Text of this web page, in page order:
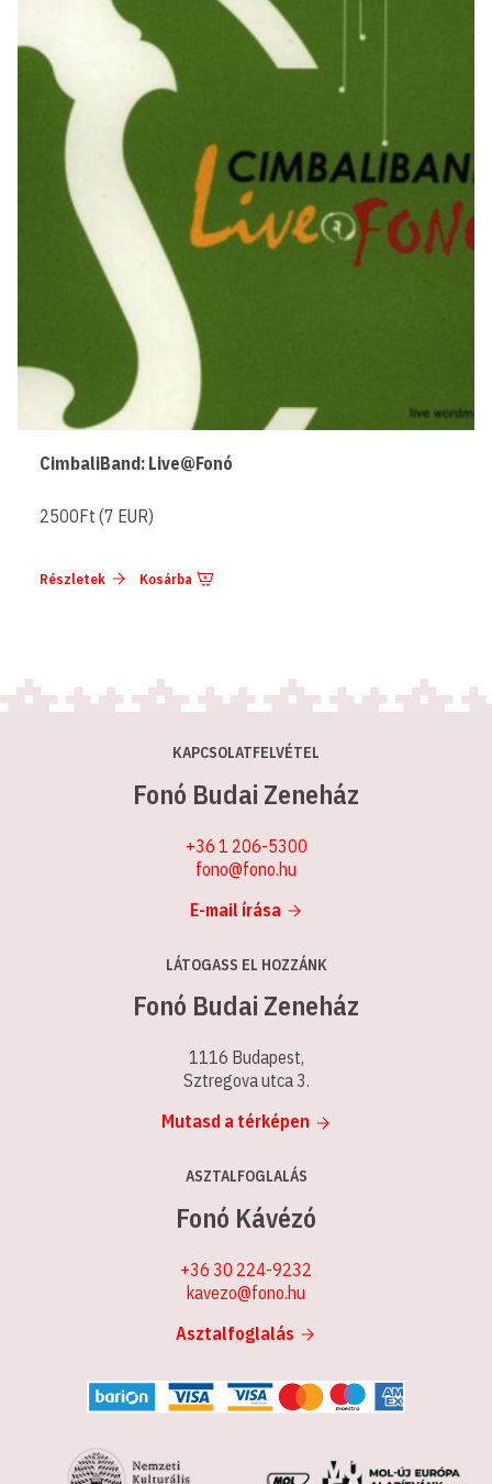
CimbaliBand: Live@Fonó
2500Ft (7 EUR)
Részletek Kosárba
KAPCSOLATFELVÉTEL
Fonó Budai Zeneház
+36 1 206-5300
fono@fono.hu
E-mail írása
LÁTOGASS EL HOZZÁNK
Fonó Budai Zeneház
1116 Budapest,
Sztregova utca 3.
Mutasd a térképen
ASZTALFOGLALÁS
Fonó Kávézó
+36 30 224-9232
kavezo@fono.hu
Asztalfoglalás